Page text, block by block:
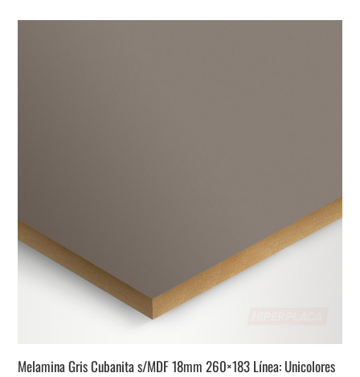
Melamina Gris Cubanita s/MDF 18mm 260×183 Línea: Unicolores